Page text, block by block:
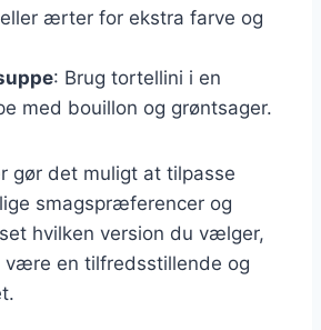
ærter for ekstra farve og
: Brug tortellini i en
med bouillon og grøntsager.
gør det muligt at tilpasse
smagspræferencer og
hvilken version du vælger,
en tilfredsstillende og